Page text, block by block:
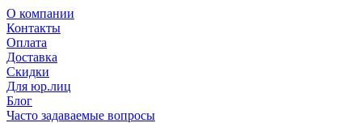
О компании
Контакты
Оплата
Доставка
Скидки
Для юр.лиц
Блог
Часто задаваемые вопросы